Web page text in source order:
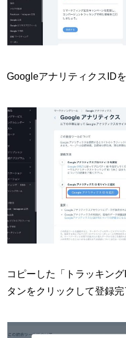
GoogleアナリティクスID
コピーした「トラッキン
タンをクリックして登録完